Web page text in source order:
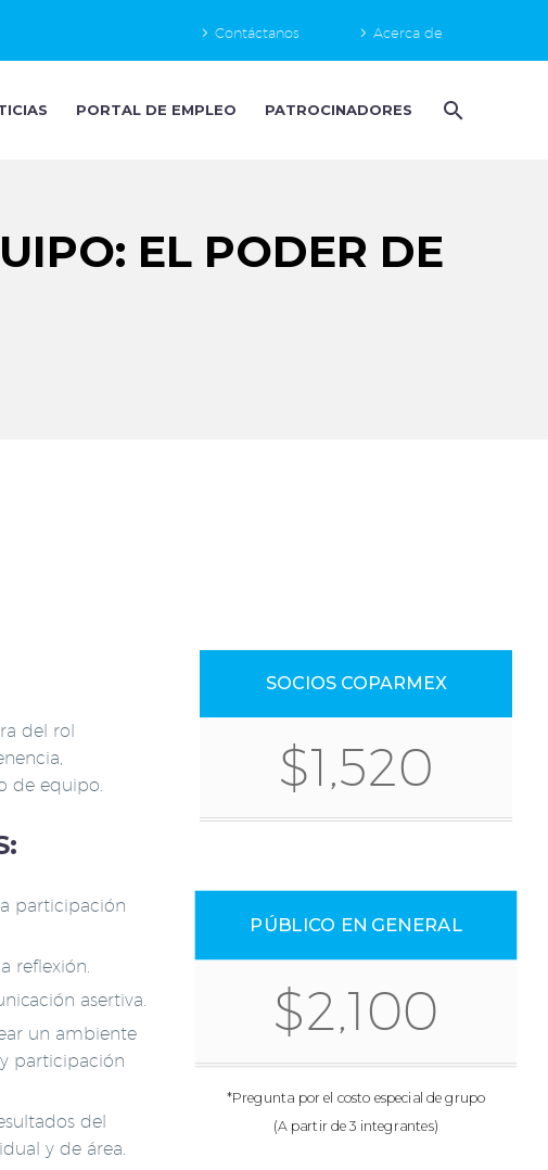
Contáctanos Acerca de
PORTAL DE EMPLEO PATROCINADORES
EL PODER DE
del rol
de equipo.
participación
reflexión.
asertiva.
un ambiente
participación
del
y de área.
SOCIOS COPARMEX
$1,520
PÚBLICO EN GENERAL
$2,100
*Pregunta por el costo especial de grupo
(A partir de 3 integrantes)